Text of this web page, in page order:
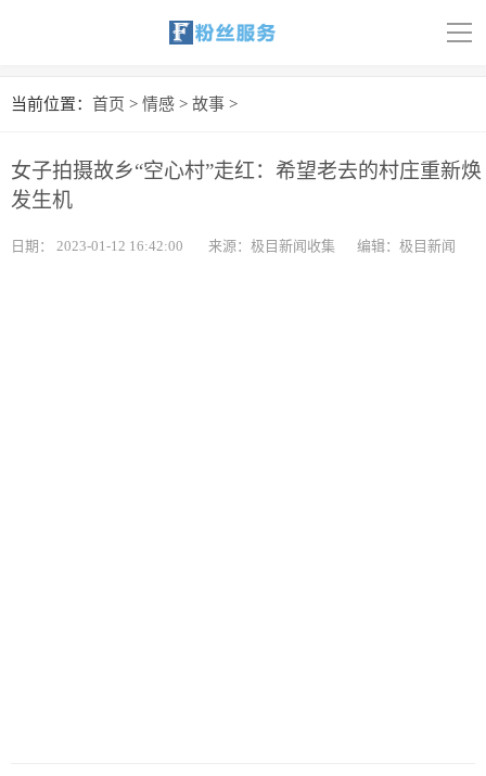
导
首页
娱乐
汽车
当前位置： 首页 > 情感 > 故事 >
女子拍摄故乡“空心村”走红：希望老去的村庄重新焕
发生机
日期： 2023-01-12 16:42:00 来源：极目新闻收集 编辑：极目新闻